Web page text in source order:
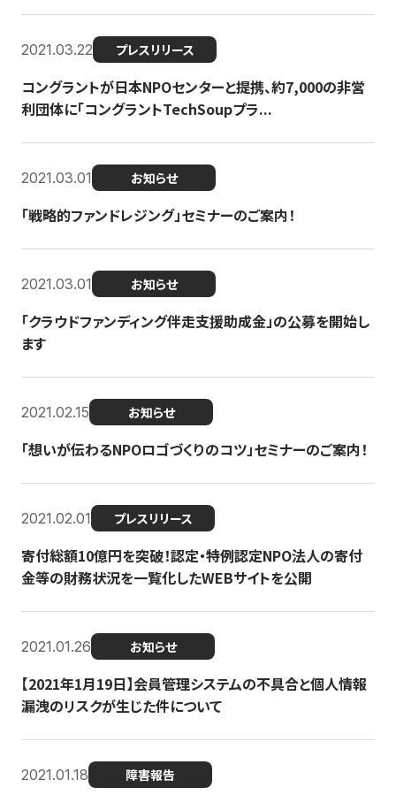
2021.03.22 プレスリリース
コングラントが日本NPOセンターと提携、約7,000の非営
利団体に「コングラントTechSoupプラ...
2021.03.01 お知らせ
「戦略的ファンドレジング」セミナーのご案内！
2021.03.01 お知らせ
「クラウドファンディング伴走支援助成金」の公募を開始し
ます
2021.02.15 お知らせ
「想いが伝わるNPOロゴづくりのコツ」セミナーのご案内！
2021.02.01 プレスリリース
寄付総額10億円を突破！認定・特例認定NPO法人の寄付
金等の財務状況を一覧化したWEBサイトを公開
2021.01.26 お知らせ
【2021年1月19日】会員管理システムの不具合と個人情報
漏洩のリスクが生じた件について
2021.01.18 障害報告